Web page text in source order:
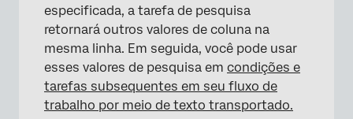
especificada, a tarefa de pesquisa
retornará outros valores de coluna na
mesma linha. Em seguida, você pode usar
esses valores de pesquisa em condições e
tarefas subsequentes em seu fluxo de
trabalho por meio de texto transportado.